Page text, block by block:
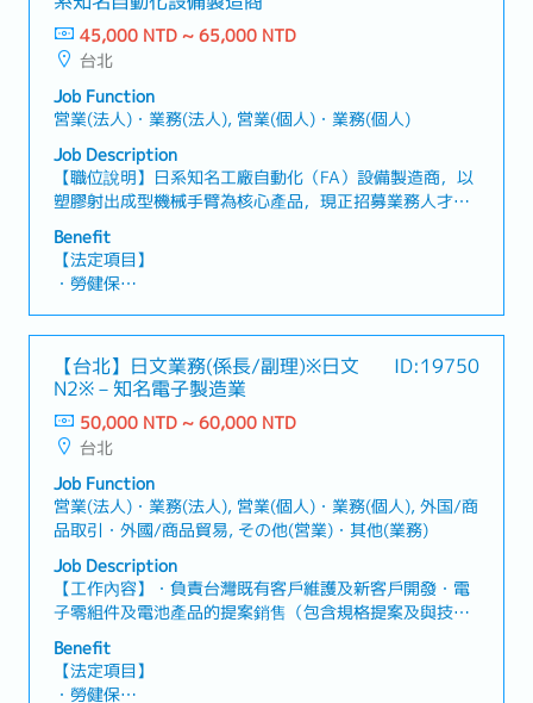
45,000 NTD ~ 65,000 NTD
台北
Job Function
営業(法人)・業務(法人), 営業(個人)・業務(個人)
Job Description
【職位說明】日系知名工廠自動化（FA）設備製造商，以
塑膠射出成型機械手臂為核心產品，現正招募業務人才！
【工作內容】・維護既有客戶關係，並進行提案型業務・
運用休眠客戶名單等資源，開發新客戶・依據客戶需求提
出最適合的產品方案・製作報價單・管理產品交期及出貨
時程・拜訪客戶並進行業務洽談【補充資訊】・提供公司
公務車・主要客戶產業：電子相關、醫療產業、容器製造
Benefit
【法定項目】
・勞健保
・各種休假（特別休假、婚假、喪假、生理假、產檢假、
陪產假、產假、育嬰假）
・退休金
【公司福利】
・獎金：約1.5個月～※依公司營運績效及個人績效發放
・伙食費
・交通津貼
【台北】日文業務(係長/副理)※日文
N2※－知名電子製造業
ID:19750
50,000 NTD ~ 60,000 NTD
台北
Job Function
営業(法人)・業務(法人), 営業(個人)・業務(個人), 外国/商
品取引・外國/商品貿易, その他(営業)・其他(業務)
Job Description
【工作內容】・負責台灣既有客戶維護及新客戶開發・電
子零組件及電池產品的提案銷售（包含規格提案及與技術
部門協調）・根據客戶需求進行產品選型，並提供問題解
決方案・負責報價製作、價格協商及合約簽訂・與公司內
部相關部門（研發、品質、生產）密切合作與協調
Benefit
【法定項目】
・勞健保